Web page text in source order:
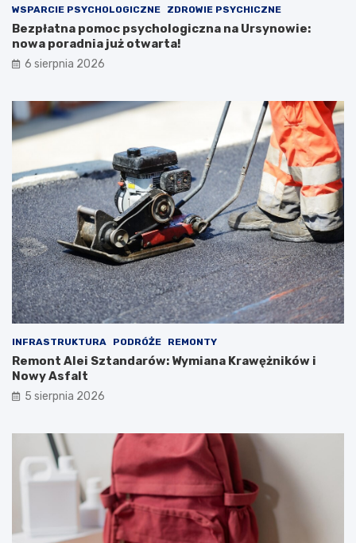
WSPARCIE PSYCHOLOGICZNE ZDROWIE PSYCHICZNE
Bezpłatna pomoc psychologiczna na Ursynowie:
nowa poradnia już otwarta!
6 sierpnia 2026
INFRASTRUKTURA PODRÓŻE REMONTY
Remont Alei Sztandarów: Wymiana Krawężników i
Nowy Asfalt
5 sierpnia 2026